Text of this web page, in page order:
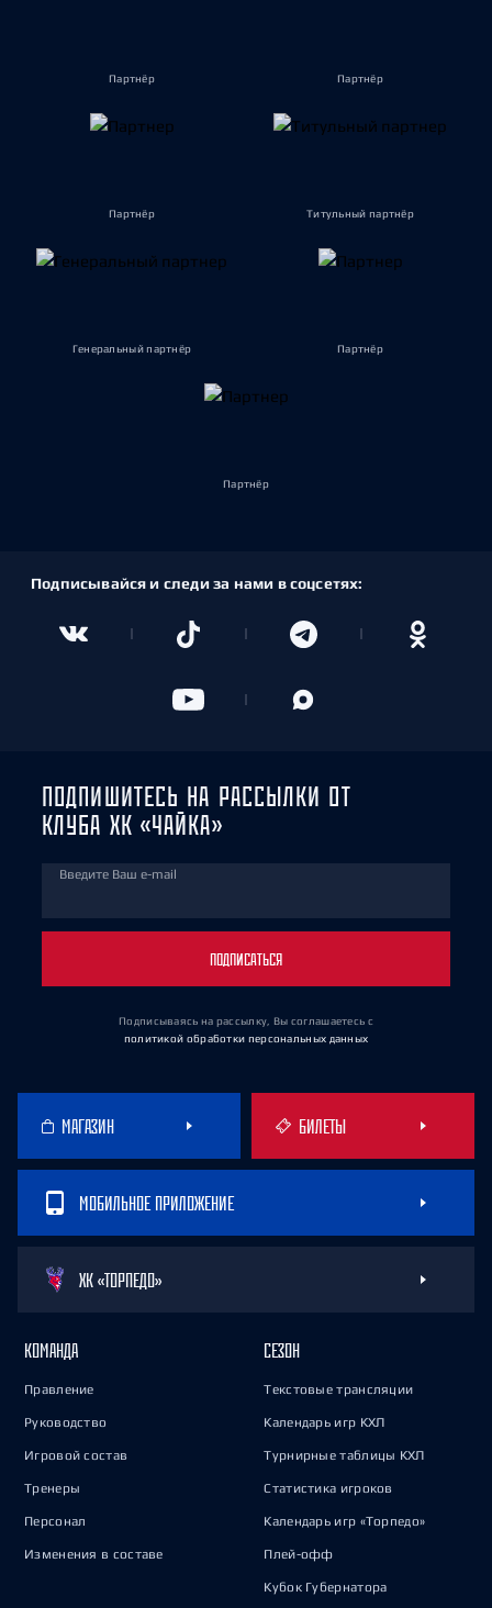
Партнёр Партнёр
Партнёр Титульный партнёр
Генеральный партнёр Партнёр
Партнёр
Подписывайся и следи за нами в соцсетях:
ПОДПИШИТЕСЬ НА РАССЫЛКИ ОТ
КЛУБА ХК «ЧАЙКА»
Введите Ваш e-mail
ПОДПИСАТЬСЯ
Подписываясь на рассылку, Вы соглашаетесь с
политикой обработки персональных данных
МАГАЗИН БИЛЕТЫ
МОБИЛЬНОЕ ПРИЛОЖЕНИЕ
ХК «ТОРПЕДО»
КОМАНДА
Правление
Руководство
Игровой состав
Тренеры
Персонал
Изменения в составе
СЕЗОН
Текстовые трансляции
Календарь игр КХЛ
Турнирные таблицы КХЛ
Статистика игроков
Календарь игр «Торпедо»
Плей-офф
Кубок Губернатора